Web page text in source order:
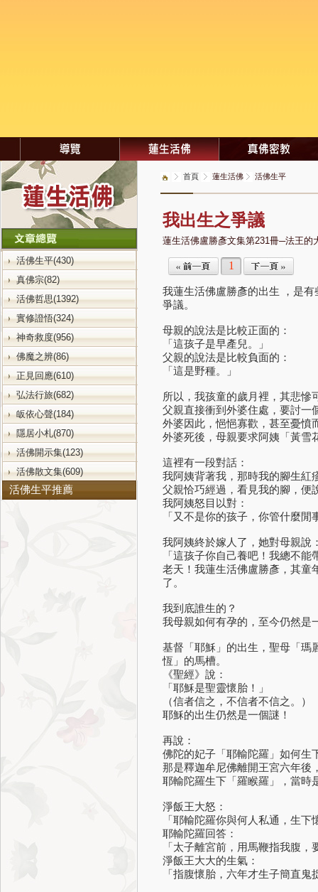
活佛生平(430)
真佛宗(82)
活佛哲思(1392)
實修證悟(324)
神奇救度(956)
佛魔之辨(86)
正見回應(610)
弘法行旅(682)
皈依心聲(184)
隱居小札(870)
活佛開示集(123)
活佛散文集(609)
活佛生平推薦
首頁 蓮生活佛 活佛生平
我出生之爭議
蓮生活佛盧勝彥文集第231冊─法王的
1
我蓮生活佛盧勝彥的出生 ，是
爭議。
母親的說法是比較正面的：
「這孩子是早產兒。」
父親的說法是比較負面的：
「這是野種。」
所以，我孩童的歲月裡，其悲慘
父親直接衝到外婆住處，要討一
外婆因此，悒悒寡歡，甚至憂憤
外婆死後，母親要求阿姨「黃雪
這裡有一段對話：
我阿姨背著我，那時我的腳生紅
父親恰巧經過，看見我的腳，便
我阿姨怒目以對：
「又不是你的孩子，你管什麼
我阿姨終於嫁人了，她對母親說
「這孩子你自己養吧！我總不
老天！我蓮生活佛盧勝彥，其童
了。
我到底誰生的？
我母親如何有孕的，至今仍然是
基督「耶穌」的出生，聖母「瑪
恆」的馬槽。
《聖經》說：
「耶穌是聖靈懷胎！」
（信者信之，不信者不信之。）
耶穌的出生仍然是一個謎！
再說：
佛陀的妃子「耶輸陀羅」如何生
那是釋迦牟尼佛離開王宮六年後
耶輸陀羅生下「羅睺羅」，當時
淨飯王大怒：
「耶輸陀羅你與何人私通，生
耶輸陀羅回答：
「太子離宮前，用馬鞭指我腹
淨飯王大大的生氣：
「指腹懷胎，六年才生子簡直鬼